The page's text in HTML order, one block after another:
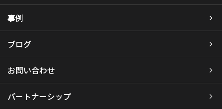
事例
ブログ
お問い合わせ
パートナーシップ